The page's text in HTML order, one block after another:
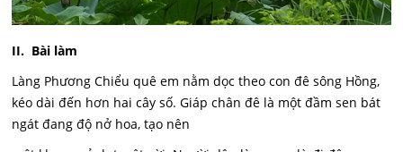
II. Bài làm
Làng Phương Chiểu quê em nằm dọc theo con đê sông Hồng,
kéo dài đến hơn hai cây số. Giáp chân đê là một đầm sen bát
ngát đang độ nở hoa, tạo nên